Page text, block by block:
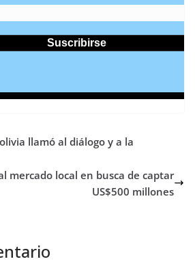
llamó al diálogo y a la
mercado local en busca de captar
US$500 millones